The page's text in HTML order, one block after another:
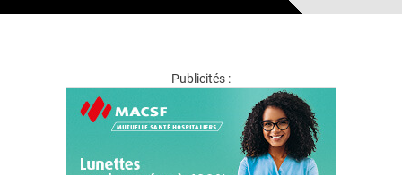
Publicités :